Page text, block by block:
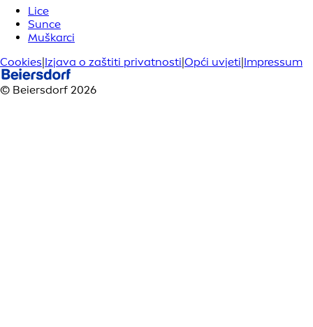
Lice
Sunce
Muškarci
Cookies|Izjava o zaštiti privatnosti|Opći uvjeti|Impressum
© Beiersdorf 2026